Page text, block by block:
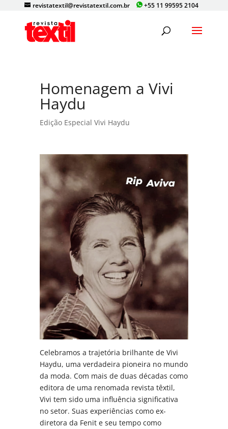
+55 11 99595 2104
revistatextil@revistatextil.com.br
Homenagem a Vivi
Haydu
Edição Especial Vivi Haydu
Celebramos a trajetória brilhante de Vivi
Haydu, uma verdadeira pioneira no mundo
da moda. Com mais de duas décadas como
editora de uma renomada revista têxtil,
Vivi tem sido uma influência significativa
no setor. Suas experiências como ex-
diretora da Fenit e seu tempo como